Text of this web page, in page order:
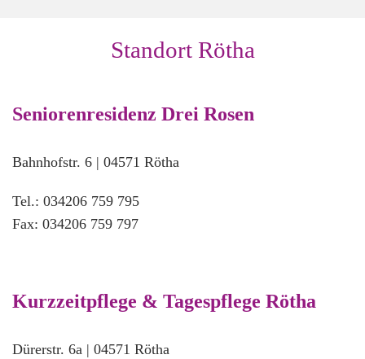
Standort Rötha
Seniorenresidenz Drei Rosen
Bahnhofstr. 6 | 04571 Rötha
Tel.: 034206 759 795
Fax: 034206 759 797
Kurzzeitpflege & Tagespflege Rötha
Dürerstr. 6a | 04571 Rötha